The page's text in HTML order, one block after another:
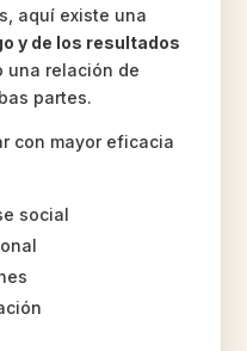
aquí existe una
y de los resultados
una relación de
partes.
con mayor eficacia
social